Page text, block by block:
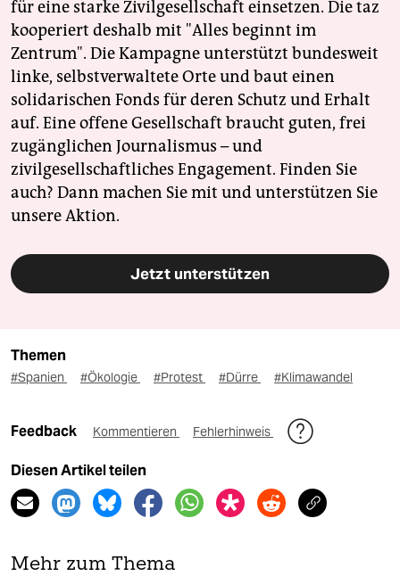
für eine starke Zivilgesellschaft einsetzen. Die taz
kooperiert deshalb mit "Alles beginnt im
Zentrum". Die Kampagne unterstützt bundesweit
linke, selbstverwaltete Orte und baut einen
solidarischen Fonds für deren Schutz und Erhalt
auf. Eine offene Gesellschaft braucht guten, frei
zugänglichen Journalismus – und
zivilgesellschaftliches Engagement. Finden Sie
auch? Dann machen Sie mit und unterstützen Sie
unsere Aktion.
Jetzt unterstützen
Themen
#Spanien #Ökologie #Protest #Dürre #Klimawandel
Feedback Kommentieren Fehlerhinweis
Diesen Artikel teilen
Mehr zum Thema